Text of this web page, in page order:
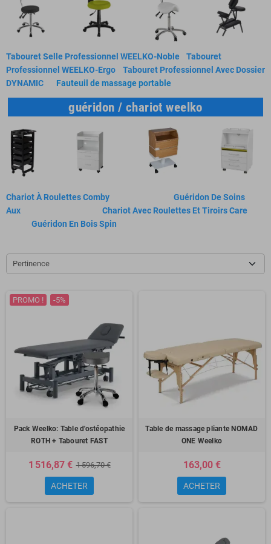
Tabouret Selle Professionnel WEELKO-Noble
Tabouret
Professionnel WEELKO-Ergo
Tabouret Professionnel Avec Dossier
DYNAMIC
Fauteuil de massage portable
guéridon / chariot weelko
Chariot À Roulettes Comby
Guéridon De Soins
Aux
Chariot Avec Roulettes Et Tiroirs Care
Guéridon En Bois Spin
Pertinence
PROMO ! -5%
Pack Weelko: Table d'ostéopathie
ROTH + Tabouret FAST
1 516,87 € 1 596,70 €
ACHETER
Table de massage pliante NOMAD
ONE Weelko
163,00 €
ACHETER